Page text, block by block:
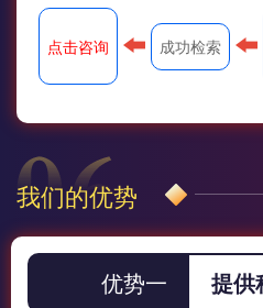
点击咨询 成功检索
我们的优势
优势一 提供